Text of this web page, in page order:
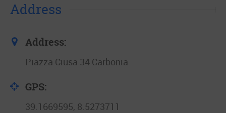
Address
Address:
Piazza Ciusa 34 Carbonia
GPS:
39.1669595, 8.5273711